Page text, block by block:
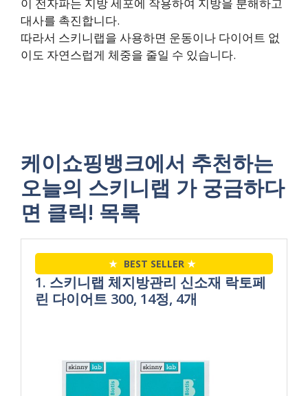
대사를 촉진합니다.
따라서 스키니랩을 사용하면 운동이나 다이어트 없
이도 자연스럽게 체중을 줄일 수 있습니다.
케이쇼핑뱅크에서 추천하는
오늘의 스키니랩 가 궁금하다
면 클릭! 목록
★ BEST SELLER ★
1. 스키니랩 체지방관리 신소재 락토페
린 다이어트 300, 14정, 4개